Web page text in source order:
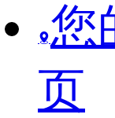
您
页